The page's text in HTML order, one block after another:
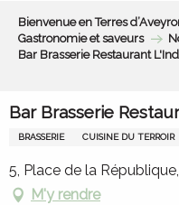
contenu
Bienvenue en Terres
Gastronomie et saveurs
Bar Brasserie Restaurant
Bar Brasserie
BRASSERIE CUISINE DU TERROIR
5, Place de la
M'y rendre